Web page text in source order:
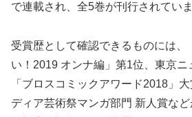
で連載され、全5巻が刊行されていま
受賞歴として確認できるものには、
い！2019 オンナ編」第1位、東京ニ
「ブロスコミックアワード2018」
ディア芸術祭マンガ部門 新人賞な